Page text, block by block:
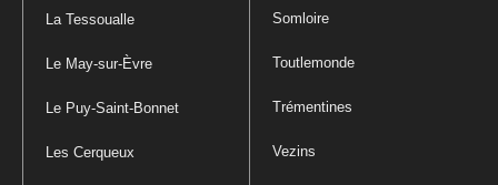
La Tessoualle
Le May-sur-Èvre
Le Puy-Saint-Bonnet
Les Cerqueux
Somloire
Toutlemonde
Trémentines
Vezins